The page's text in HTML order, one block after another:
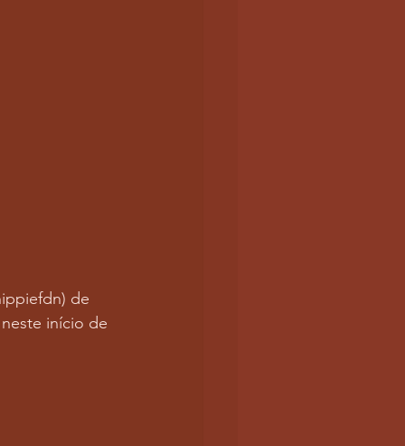
de
início de